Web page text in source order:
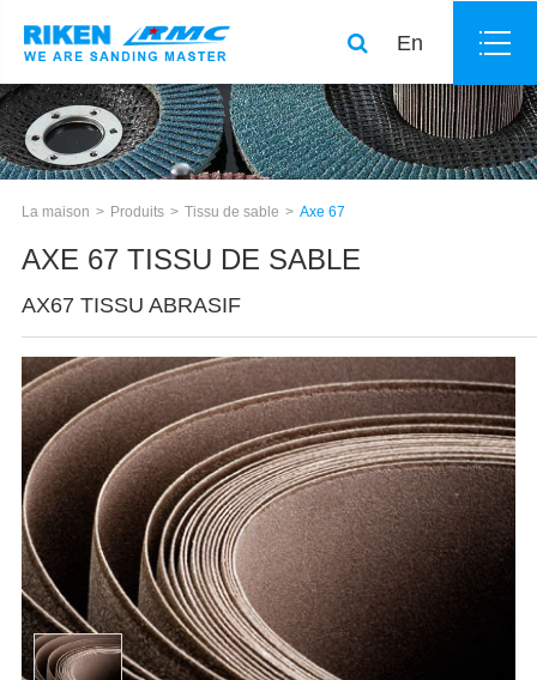
En
La maison Produits Tissu de sable Axe 67
AXE 67 TISSU DE SABLE
AX67 TISSU ABRASIF